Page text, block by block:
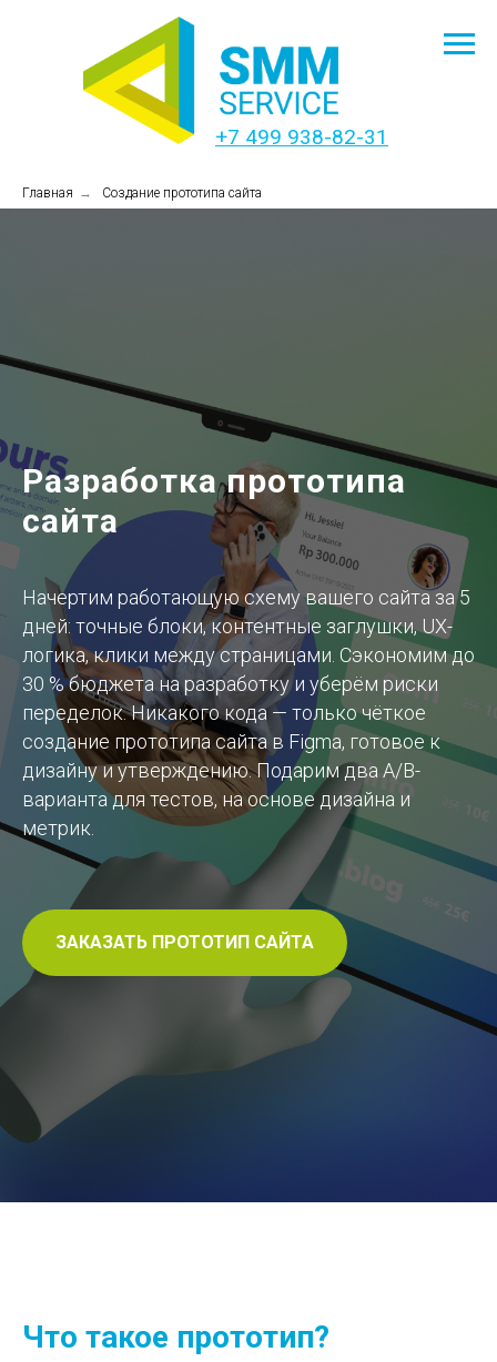
+7 499 938-82-31
Главная → Создание прототипа сайта
Разработка прототипа
сайта
Начертим работающую схему вашего сайта за 5
дней: точные блоки, контентные заглушки, UX-
логика, клики между страницами. Сэкономим до
30 % бюджета на разработку и уберём риски
переделок. Никакого кода — только чёткое
создание прототипа сайта в Figma, готовое к
дизайну и утверждению. Подарим два A/B-
варианта для тестов, на основе дизайна и
метрик.
ЗАКАЗАТЬ ПРОТОТИП САЙТА
Что такое прототип?